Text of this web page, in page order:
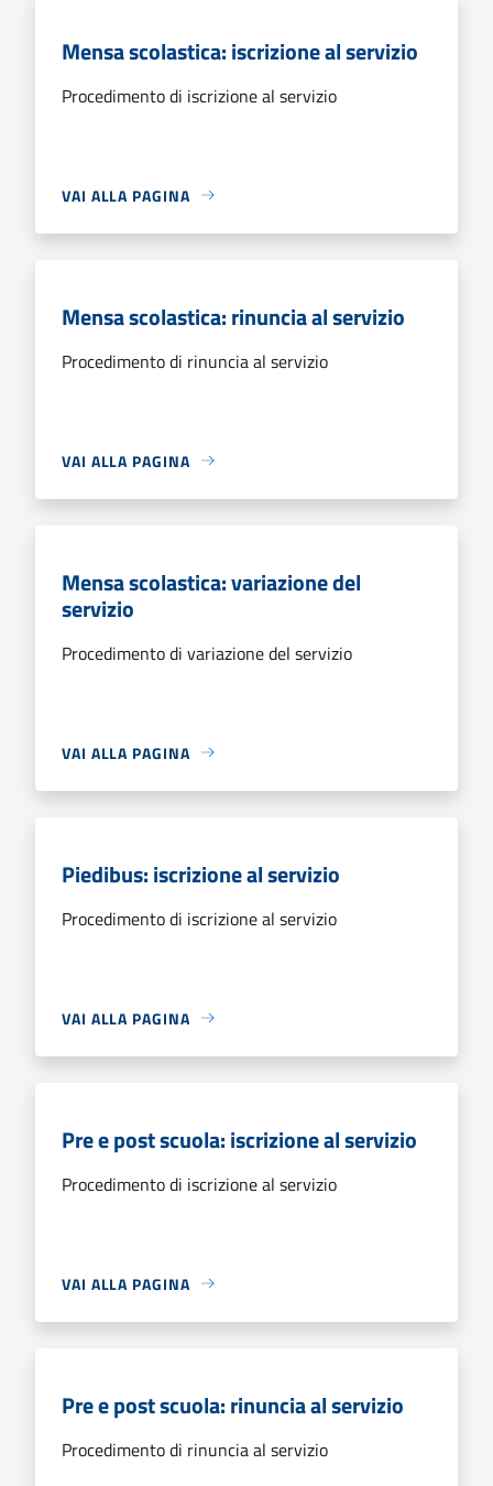
Mensa scolastica: iscrizione al servizio
Procedimento di iscrizione al servizio
VAI ALLA PAGINA
Mensa scolastica: rinuncia al servizio
Procedimento di rinuncia al servizio
VAI ALLA PAGINA
Mensa scolastica: variazione del
servizio
Procedimento di variazione del servizio
VAI ALLA PAGINA
Piedibus: iscrizione al servizio
Procedimento di iscrizione al servizio
VAI ALLA PAGINA
Pre e post scuola: iscrizione al servizio
Procedimento di iscrizione al servizio
VAI ALLA PAGINA
Pre e post scuola: rinuncia al servizio
Procedimento di rinuncia al servizio